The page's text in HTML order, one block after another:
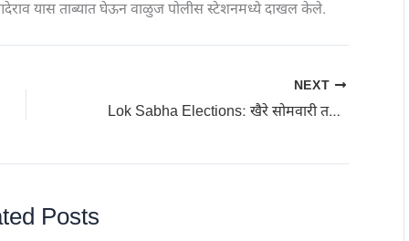
यास ताब्यात घेऊन वाळुज पोलीस स्टेशनमध्ये दाखल केले.
NEXT
Lok Sabha Elections: खैरे सोमवारी तर बुधवारी दाखल करणार जलील उमेदवारी अर्ज
Posts